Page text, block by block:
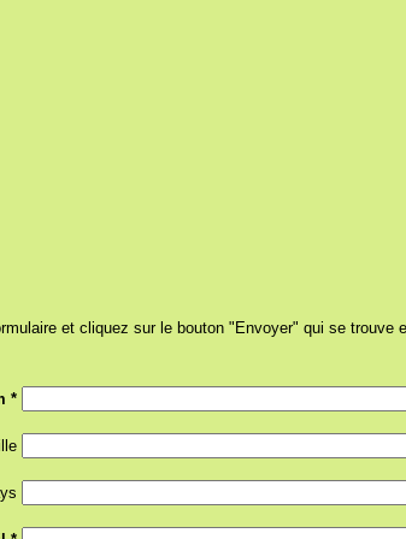
et cliquez sur le bouton "Envoyer" qui se trouve
*